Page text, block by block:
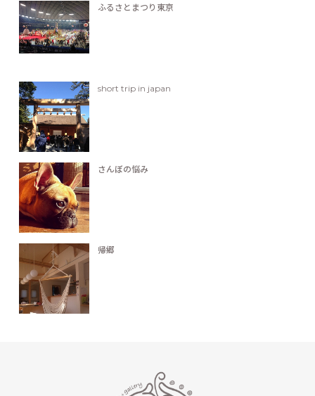
ふるさとまつり東京
short trip in japan
さんぼの悩み
帰郷